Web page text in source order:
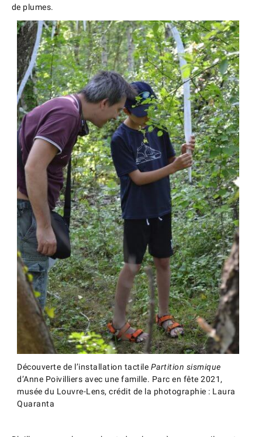
de plumes.
Découverte de l’installation tactile Partition sismique
d’Anne Poivilliers avec une famille. Parc en fête 2021,
musée du Louvre-Lens, crédit de la photographie : Laura
Quaranta